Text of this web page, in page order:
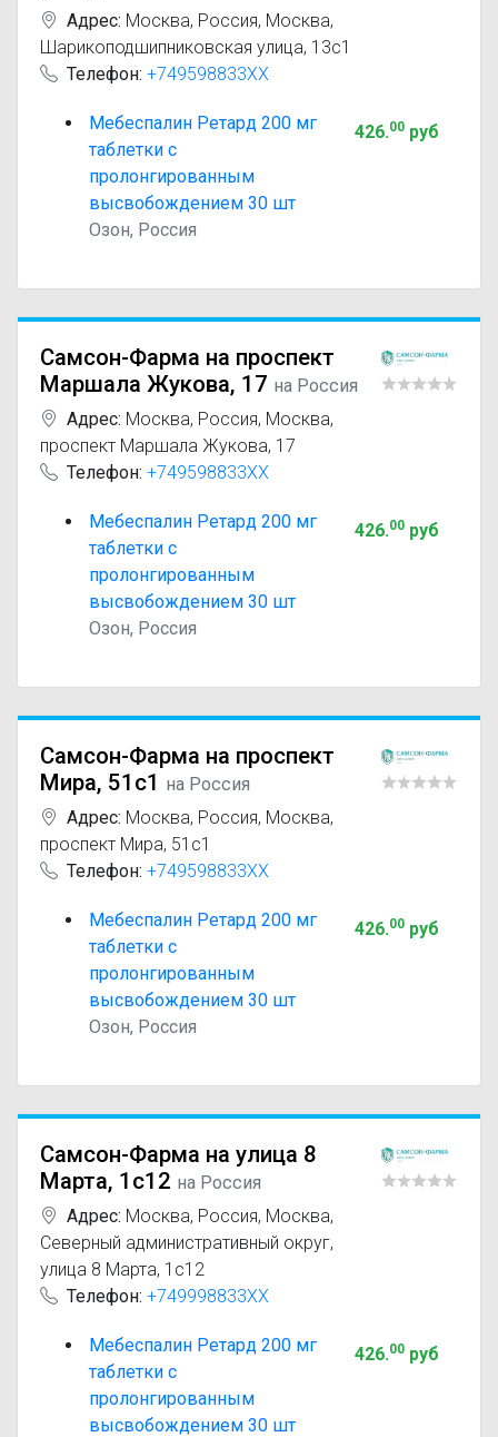
Адрес: Москва, Россия, Москва,
Шарикоподшипниковская улица, 13с1
Телефон: +749598833XX
Мебеспалин Ретард 200 мг
таблетки с
пролонгированным
высвобождением 30 шт
Озон, Россия
426.00руб
Самсон-Фарма на проспект
Маршала Жукова, 17 на Россия
Адрес: Москва, Россия, Москва,
проспект Маршала Жукова, 17
Телефон: +749598833XX
Мебеспалин Ретард 200 мг
таблетки с
пролонгированным
высвобождением 30 шт
Озон, Россия
426.00руб
Самсон-Фарма на проспект
Мира, 51с1 на Россия
Адрес: Москва, Россия, Москва,
проспект Мира, 51с1
Телефон: +749598833XX
Мебеспалин Ретард 200 мг
таблетки с
пролонгированным
высвобождением 30 шт
Озон, Россия
426.00руб
Самсон-Фарма на улица 8
Марта, 1с12 на Россия
Адрес: Москва, Россия, Москва,
Северный административный округ,
улица 8 Марта, 1с12
Телефон: +749998833XX
Мебеспалин Ретард 200 мг
таблетки с
пролонгированным
высвобождением 30 шт
426.00руб